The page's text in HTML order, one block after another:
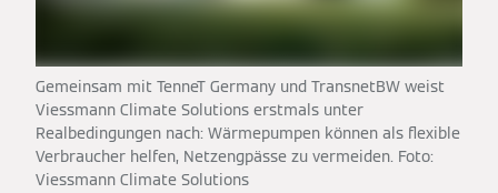
Gemeinsam mit TenneT Germany und TransnetBW weist
Viessmann Climate Solutions erstmals unter
Realbedingungen nach: Wärmepumpen können als flexible
Verbraucher helfen, Netzengpässe zu vermeiden. Foto:
Viessmann Climate Solutions